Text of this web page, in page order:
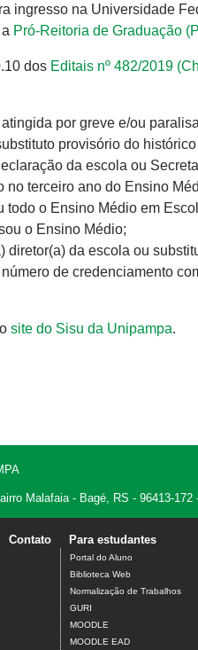
ingresso na Universidade
Pró-Reitoria de Graduação
dos Editais nº 482/2019
por greve e/ou
provisório do
da escola ou
no terceiro ano do Ensino
todo o Ensino Médio em
o Ensino Médio;
diretor(a) da escola ou
de credenciamento
site do Sisu da Unipampa.
Malafaia - Bagé, RS - 96413-172
Contato Para estudantes
Portal do Aluno
Biblioteca Web
Normalização de Trabalhos
GURI
MOODLE
MOODLE EAD